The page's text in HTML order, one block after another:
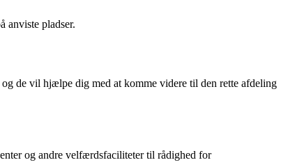
anviste pladser.
de vil hjælpe dig med at komme videre til den rette afdeling
og andre velfærdsfaciliteter til rådighed for